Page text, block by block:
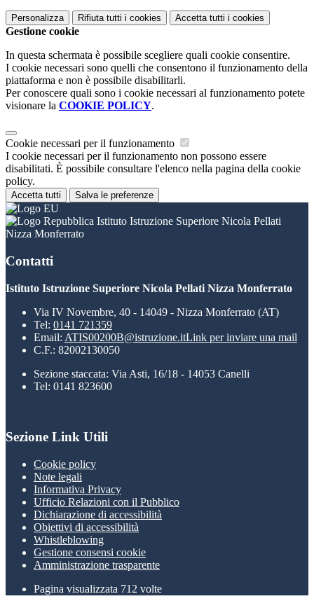
Personalizza Rifiuta tutti i cookies Accetta tutti i cookies
Gestione cookie
In questa schermata è possibile scegliere quali cookie consentire.
I cookie necessari sono quelli che consentono il funzionamento della
piattaforma e non è possibile disabilitarli.
Per conoscere quali sono i cookie necessari al funzionamento potete
visionare la COOKIE POLICY.
Cookie necessari per il funzionamento
I cookie necessari per il funzionamento non possono essere
disabilitati. È possibile consultare l'elenco nella pagina della cookie
policy.
Accetta tutti Salva le preferenze
Istituto Istruzione Superiore Nicola Pellati
Nizza Monferrato
Contatti
Istituto Istruzione Superiore Nicola Pellati Nizza Monferrato
Via IV Novembre, 40 - 14049 - Nizza Monferrato (AT)
Tel: 0141 721359
Email: ATIS00200B@istruzione.itLink per inviare una mail
C.F.: 82002130050
Sezione staccata: Via Asti, 16/18 - 14053 Canelli
Tel: 0141 823600
Sezione Link Utili
Cookie policy
Note legali
Informativa Privacy
Ufficio Relazioni con il Pubblico
Dichiarazione di accessibilità
Obiettivi di accessibilità
Whistleblowing
Gestione consensi cookie
Amministrazione trasparente
Pagina visualizzata 712 volte